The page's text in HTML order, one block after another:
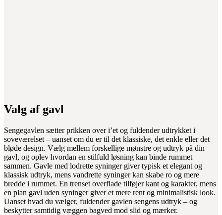
Valg af gavl
Sengegavlen sætter prikken over i’et og fuldender udtrykket i
soveværelset – uanset om du er til det klassiske, det enkle eller det
bløde design. Vælg mellem forskellige mønstre og udtryk på din
gavl, og oplev hvordan en stilfuld løsning kan binde rummet
sammen. Gavle med lodrette syninger giver typisk et elegant og
klassisk udtryk, mens vandrette syninger kan skabe ro og mere
bredde i rummet. En trenset overflade tilføjer kant og karakter, mens
en plan gavl uden syninger giver et mere rent og minimalistisk look.
Uanset hvad du vælger, fuldender gavlen sengens udtryk – og
beskytter samtidig væggen bagved mod slid og mærker.